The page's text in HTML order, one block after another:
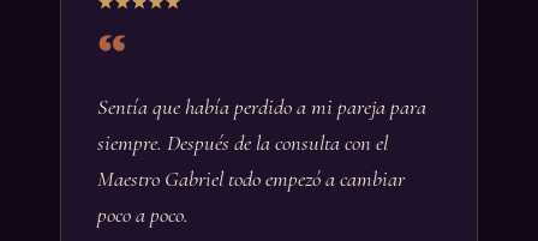
Sentía que había perdido a mi pareja para
siempre. Después de la consulta con el
Maestro Gabriel todo empezó a cambiar
poco a poco.